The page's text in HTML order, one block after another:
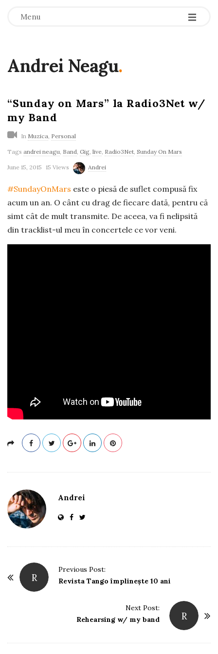
Menu -
-
-
Andrei Neagu.
“Sunday on Mars” la Radio3Net w/
my Band
In Muzica, Personal
Tags andrei neagu, Band, Gig, live, Radio3Net, Sunday On Mars
June 15, 2015 15 Views Andrei
#‎SundayOnMars ‬ este o piesă de suflet compusă fix
acum un an. O cânt cu drag de fiecare dată, pentru că
simt cât de mult transmite. De aceea, va fi nelipsită
din tracklist-ul meu în concertele ce vor veni.
Andrei
R
Previous Post:
Revista Tango împlinește 10 ani
R
Next Post:
Rehearsing w/ my band